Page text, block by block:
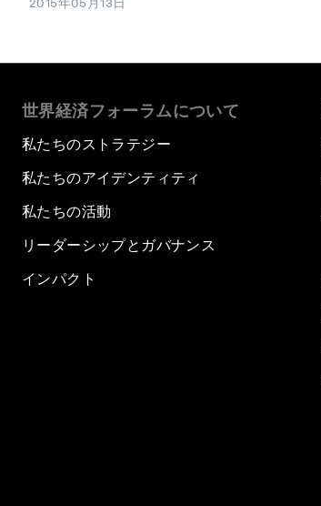
2015年05月13日
世界経済フォーラムについて
私たちのストラテジー
私たちのアイデンティティ
私たちの活動
リーダーシップとガバナンス
インパクト